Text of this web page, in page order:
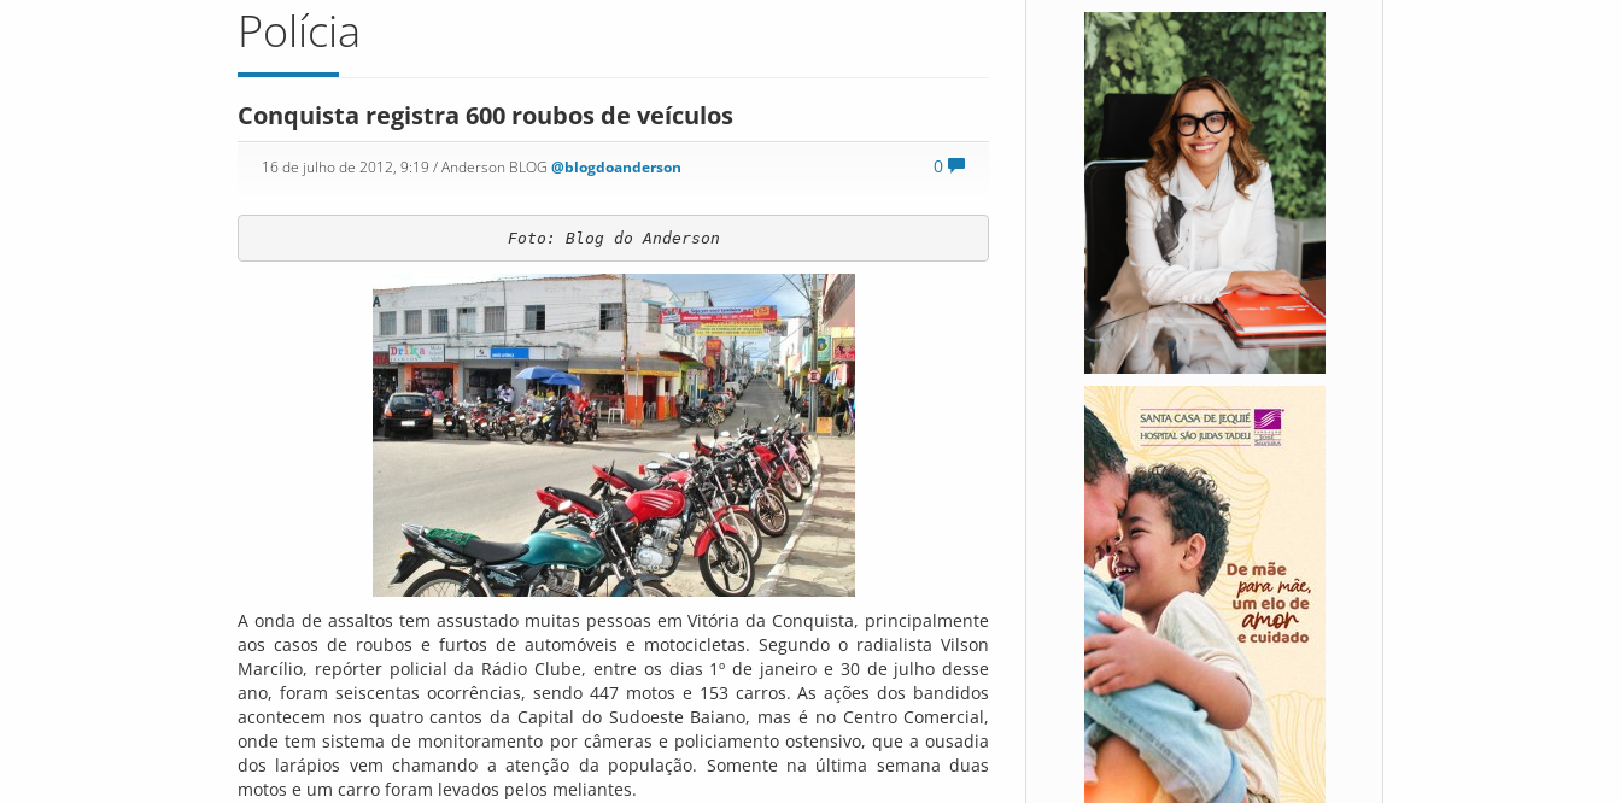
Polícia
Conquista registra 600 roubos de veículos
0
16 de julho de 2012, 9:19 / Anderson BLOG @blogdoanderson
Foto: Blog do Anderson
A onda de assaltos tem assustado muitas pessoas em Vitória da Conquista, principalmente
aos casos de roubos e furtos de automóveis e motocicletas. Segundo o radialista Vilson
Marcílio, repórter policial da Rádio Clube, entre os dias 1º de janeiro e 30 de julho desse
ano, foram seiscentas ocorrências, sendo 447 motos e 153 carros. As ações dos bandidos
acontecem nos quatro cantos da Capital do Sudoeste Baiano, mas é no Centro Comercial,
onde tem sistema de monitoramento por câmeras e policiamento ostensivo, que a ousadia
dos larápios vem chamando a atenção da população. Somente na última semana duas
motos e um carro foram levados pelos meliantes.